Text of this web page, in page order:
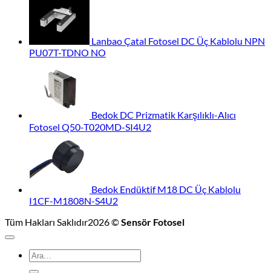
Lanbao Çatal Fotosel DC Üç Kablolu NPN
PU07T-TDNO NO
Bedok DC Prizmatik Karşılıklı-Alıcı
Fotosel Q50-T020MD-SI4U2
Bedok Endüktif M18 DC Üç Kablolu
I1CF-M1808N-S4U2
Tüm Hakları Saklıdır2026 ©Sensör Fotosel
Ara: